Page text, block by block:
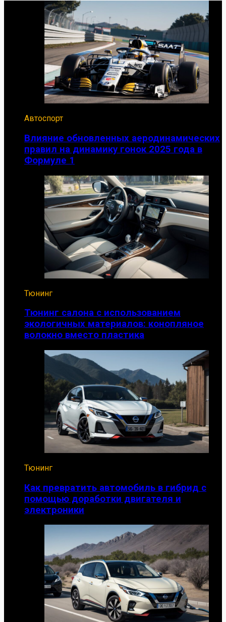
Автоспорт
Влияние обновленных аеродинамических
правил на динамику гонок 2025 года в
Формуле 1
Тюнинг
Тюнинг салона с использованием
экологичных материалов: конопляное
волокно вместо пластика
Тюнинг
Как превратить автомобиль в гибрид с
помощью доработки двигателя и
электроники